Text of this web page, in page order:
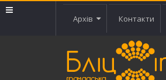
Архів Контакти